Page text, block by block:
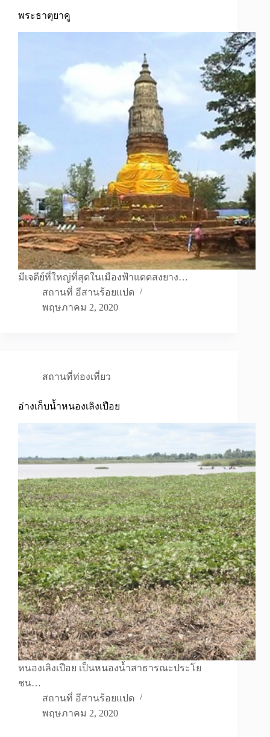
พระธาตุยาคู
มีเจดีย์ที่ใหญ่ที่สุดในเมืองฟ้าแดดสงยาง…
สถานที่ อีสานร้อยแปด
พฤษภาคม 2, 2020
สถานที่ท่องเที่ยว
อ่างเก็บน้ำหนองเลิงเปือย
หนองเลิงเปือย เป็นหนองน้ำสาธารณะประโย
ชน…
สถานที่ อีสานร้อยแปด
พฤษภาคม 2, 2020